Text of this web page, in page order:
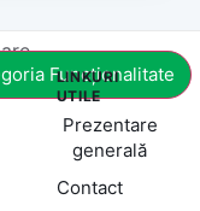
Funcționalitate
LINKURI
UTILE
Prezentare
generală
Contact